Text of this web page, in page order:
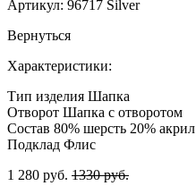
Артикул: 96717 Silver
Вернуться
Характеристики:
Тип изделия Шапка
Отворот Шапка с отворотом
Состав 80% шерсть 20% акрил
Подклад Флис
1 280 руб. 1330 руб.